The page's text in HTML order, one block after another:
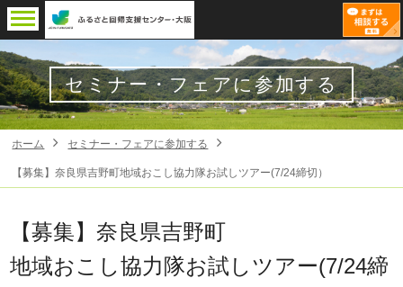
セミナー・フェアに参加する
ホーム セミナー・フェアに参加する
【募集】奈良県吉野町地域おこし協力隊お試しツアー(7/24締切）
【募集】奈良県吉野町
地域おこし協力隊お試しツアー(7/24締